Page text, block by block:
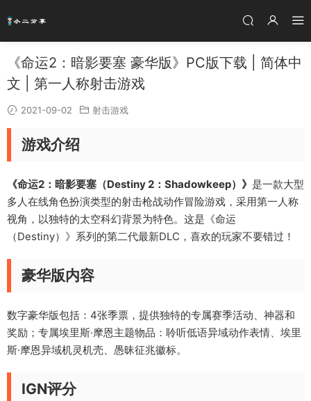
《命运2：暗影要塞 豪华版》PC版下载 | 简体中
文 | 第一人称射击游戏
2021-09-02 射击游戏
游戏介绍
《命运2：暗影要塞（Destiny 2：Shadowkeep）》 是一款大型
多人在线角色扮演类型的射击枪战动作冒险游戏，采用第一人称
视角，以独特的太空科幻背景为特色。这是《命运
（Destiny）》系列的第二代最新DLC，喜欢的玩家不要错过！
豪华版内容
数字豪华版包括：4张季票，提供独特的专属赛季活动、神器和
奖励；专属埃里斯·摩恩主题物品：聆听低语异域动作表情、埃里
斯·摩恩异域机灵机壳、愚昧征兆徽标。
IGN评分